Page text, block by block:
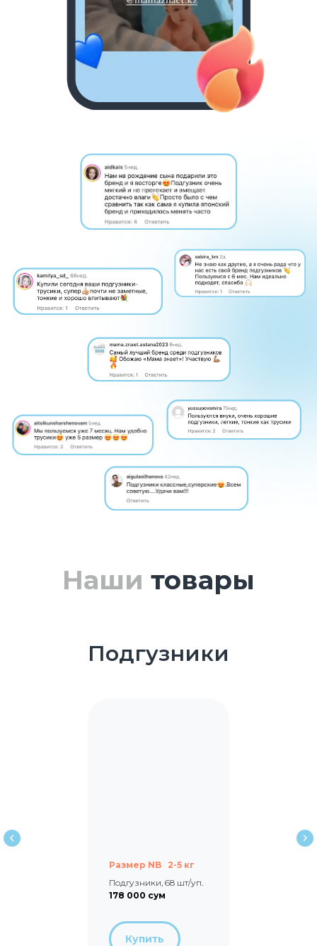
Наши товары
Подгузники
Размер NB 2-5 кг
Подгузники, 68 шт/уп.
178 000 сум
Купить
МАМА МОЖЕТ!
Для наших активных мам мы создали
партнерскую программу «МАМА
МОЖЕТ», где вы сможете зарабатывать
на продаже подгузников в вашем
А если у Вас не получится, Вы всегда
Ваши деньги обратно. Оставьте заявку
и наши консультанты свяжутся с вами
в течение дня и подробнее расскажут
о нашей программе.
⠀Хочу стать партнером